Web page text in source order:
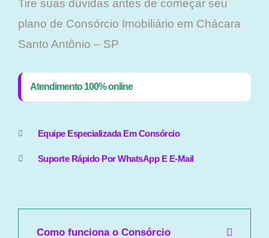
Tire suas dúvidas antes de começar seu
plano ​de Consórcio Imobiliário em Chácara
Santo Antônio – SP
Atendimento 100% online
Equipe Especializada Em Consórcio
Suporte Rápido Por WhatsApp E E-Mail
Como funciona o Consórcio